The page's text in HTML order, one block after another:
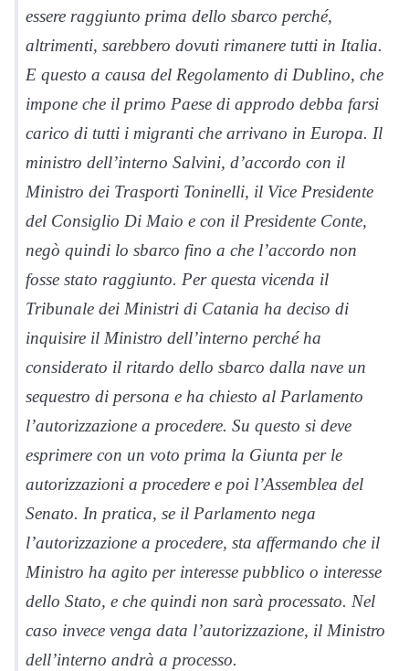
essere raggiunto prima dello sbarco perché,
altrimenti, sarebbero dovuti rimanere tutti in Italia.
E questo a causa del Regolamento di Dublino, che
impone che il primo Paese di approdo debba farsi
carico di tutti i migranti che arrivano in Europa. Il
ministro dell’interno Salvini, d’accordo con il
Ministro dei Trasporti Toninelli, il Vice Presidente
del Consiglio Di Maio e con il Presidente Conte,
negò quindi lo sbarco fino a che l’accordo non
fosse stato raggiunto. Per questa vicenda il
Tribunale dei Ministri di Catania ha deciso di
inquisire il Ministro dell’interno perché ha
considerato il ritardo dello sbarco dalla nave un
sequestro di persona e ha chiesto al Parlamento
l’autorizzazione a procedere. Su questo si deve
esprimere con un voto prima la Giunta per le
autorizzazioni a procedere e poi l’Assemblea del
Senato. In pratica, se il Parlamento nega
l’autorizzazione a procedere, sta affermando che il
Ministro ha agito per interesse pubblico o interesse
dello Stato, e che quindi non sarà processato. Nel
caso invece venga data l’autorizzazione, il Ministro
dell’interno andrà a processo.